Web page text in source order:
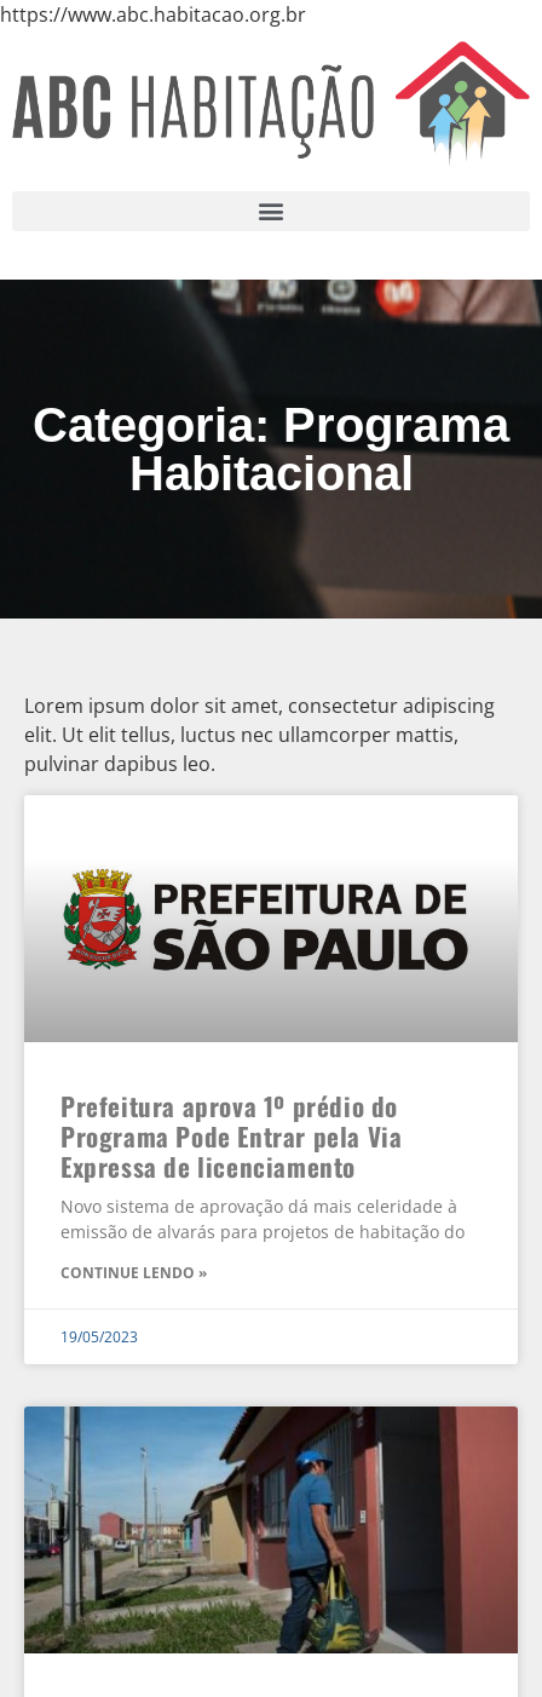
https://www.abc.habitacao.org.br
Categoria: Programa
Habitacional
Lorem ipsum dolor sit amet, consectetur adipiscing
elit. Ut elit tellus, luctus nec ullamcorper mattis,
pulvinar dapibus leo.
Prefeitura aprova 1º prédio do
Programa Pode Entrar pela Via
Expressa de licenciamento
Novo sistema de aprovação dá mais celeridade à
emissão de alvarás para projetos de habitação do
CONTINUE LENDO »
19/05/2023